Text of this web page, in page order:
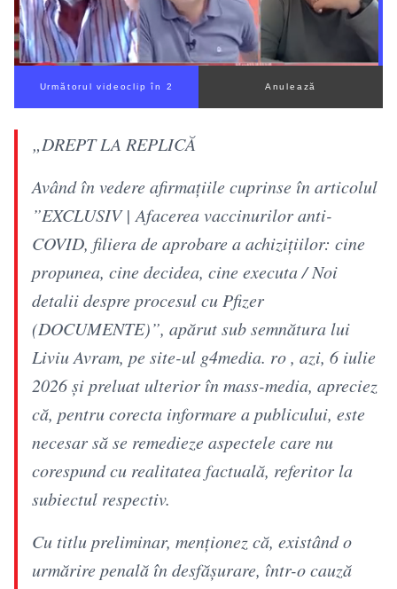
Următorul videoclip în 1 Anulează
„DREPT LA REPLICĂ
Având în vedere afirmațiile cuprinse în articolul
”EXCLUSIV | Afacerea vaccinurilor anti-
COVID, filiera de aprobare a achizițiilor: cine
propunea, cine decidea, cine executa / Noi
detalii despre procesul cu Pfizer
(DOCUMENTE)”, apărut sub semnătura lui
Liviu Avram, pe site-ul g4media. ro , azi, 6 iulie
2026 și preluat ulterior în mass-media, apreciez
că, pentru corecta informare a publicului, este
necesar să se remedieze aspectele care nu
corespund cu realitatea factuală, referitor la
subiectul respectiv.
Cu titlu preliminar, menționez că, existând o
urmărire penală în desfășurare, într-o cauză